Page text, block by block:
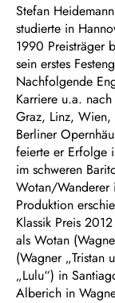
Stefan
studierte in
1990 Preisträger
sein erstes
Nachfolgende
Karriere u.a.
Graz, Linz, Wien,
Berliner
feierte er Erfolge
im schweren
Wotan/Wanderer
Produktion
Klassik Preis
als Wotan
(Wagner „Tristan
„Lulu“) in
Alberich in